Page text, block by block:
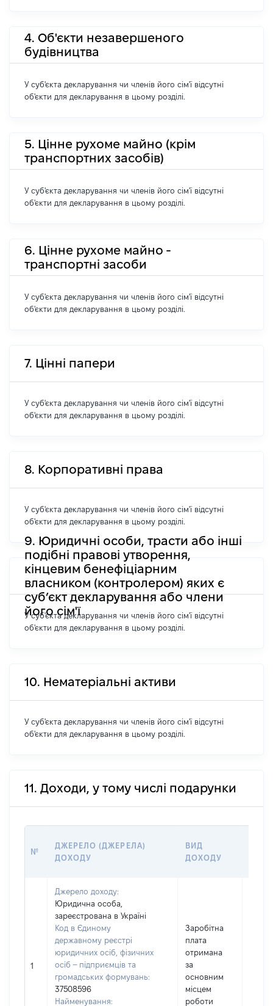
4. Об'єкти незавершеного
будівництва
У суб'єкта декларування чи членів його сім'ї відсутні
об'єкти для декларування в цьому розділі.
5. Цінне рухоме майно (крім
транспортних засобів)
У суб'єкта декларування чи членів його сім'ї відсутні
об'єкти для декларування в цьому розділі.
6. Цінне рухоме майно -
транспортні засоби
У суб'єкта декларування чи членів його сім'ї відсутні
об'єкти для декларування в цьому розділі.
7. Цінні папери
У суб'єкта декларування чи членів його сім'ї відсутні
об'єкти для декларування в цьому розділі.
8. Корпоративні права
У суб'єкта декларування чи членів його сім'ї відсутні
об'єкти для декларування в цьому розділі.
9. Юридичні особи, трасти або інші
подібні правові утворення,
кінцевим бенефіціарним
власником (контролером) яких є
суб’єкт декларування або члени
його сім'ї
У суб'єкта декларування чи членів його сім'ї відсутні
об'єкти для декларування в цьому розділі.
10. Нематеріальні активи
У суб'єкта декларування чи членів його сім'ї відсутні
об'єкти для декларування в цьому розділі.
11. Доходи, у тому числі подарунки
№
ДЖЕРЕЛО (ДЖЕРЕЛА)
ДОХОДУ
ВИД
ДОХОДУ
1
Джерело доходу:
Юридична особа,
зареєстрована в Україні
Код в Єдиному
державному реєстрі
юридичних осіб, фізичних
осіб – підприємців та
громадських формувань:
37508596
Найменування:
Заробітна
плата
отримана
за
основним
місцем
роботи